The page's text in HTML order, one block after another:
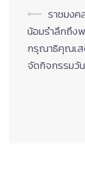
Post
⟵ ราชมงค
น้อมรำลึกถึง
กรุณาธิคุณเส
จัดกิจกรรมวั